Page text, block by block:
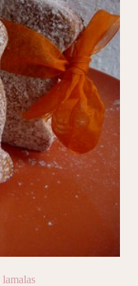
lamalas